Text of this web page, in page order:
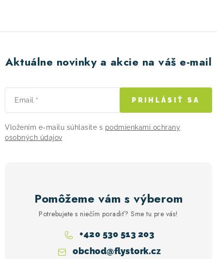
Aktuálne novinky a akcie na váš e-mail
Email
Vložením e-mailu súhlasíte s podmienkami ochrany
osobných údajov
PRIHLÁSIŤ SA
Pomôžeme vám s výberom
Potrebujete s niečím poradiť? Sme tu pre vás!
obchod@flystork.cz
+420 530 513 203